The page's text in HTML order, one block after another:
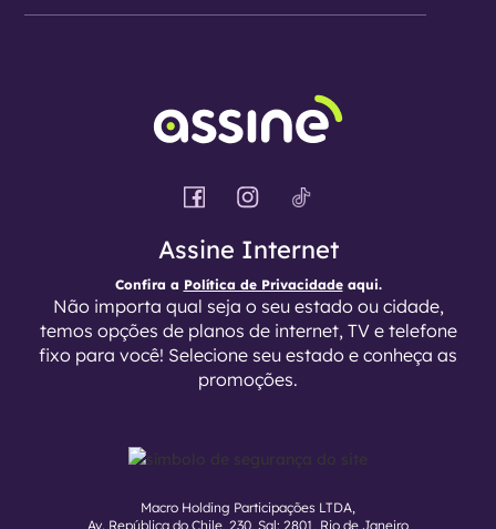
Assine Internet
Confira a Política de Privacidadeaqui.
Não importa qual seja o seu estado ou cidade,
temos opções de planos de internet, TV e telefone
fixo para você! Selecione seu estado e conheça as
promoções.
Macro Holding Participações LTDA,
Av. República do Chile, 230, Sal: 2801, Rio de Janeiro